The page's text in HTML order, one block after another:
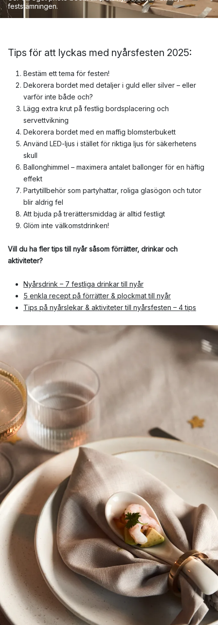
feststämningen.
Tips för att lyckas med nyårsfesten 2025:
Bestäm ett tema för festen!
Dekorera bordet med detaljer i guld eller silver – eller
varför inte både och?
Lägg extra krut på festlig bordsplacering och
servettvikning
Dekorera bordet med en maffig blomsterbukett
Använd LED-ljus i stället för riktiga ljus för säkerhetens
skull
Ballonghimmel – maximera antalet ballonger för en häftig
effekt
Partytillbehör som partyhattar, roliga glasögon och tutor
blir aldrig fel
Att bjuda på trerättersmiddag är alltid festligt
Glöm inte välkomstdrinken!
Vill du ha fler tips till nyår såsom förrätter, drinkar och
aktiviteter?
Nyårsdrink – 7 festliga drinkar till nyår
5 enkla recept på förrätter & plockmat till nyår
Tips på nyårslekar & aktiviteter till nyårsfesten – 4 tips